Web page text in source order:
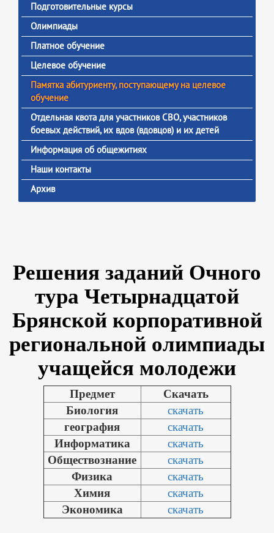
Подготовительные курсы
Олимпиады
Платное обучение
Целевое обучение
Памятка абитуриенту, поступающему на целевое
обучение
Отдельная квота для участников СВО, участников
боевых действий, их вдов (вдовцов) и их детей
Информация об общежитиях
Наши контакты
Архив
Решения заданий Очного
тура Четырнадцатой
Брянской корпоративной
региональной олимпиады
учащейся молодежи
Предмет
Скачать
Биология
скачать
география
скачать
Информатика
скачать
Обществознание
скачать
Физика
скачать
Химия
скачать
Экономика
скачать